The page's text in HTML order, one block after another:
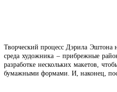
Творческий процесс Дэрила Эштона
среда художника – прибрежные
разработке нескольких макетов,
бумажными формами. И, наконец,